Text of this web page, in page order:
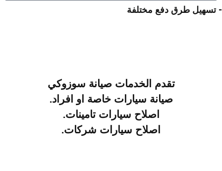
- تسهيل طرق دفع مختلفة
تقدم الخدمات صيانة سوزوكي
صيانة سيارات خاصة او افراد.
اصلاح سيارات تامينات.
اصلاح سيارات شركات.